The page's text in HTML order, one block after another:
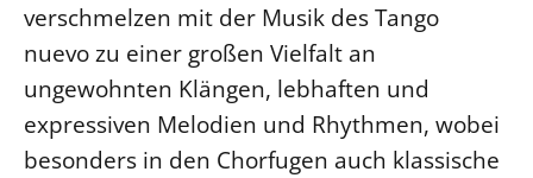
verschmelzen mit der Musik des Tango
nuevo zu einer großen Vielfalt an
ungewohnten Klängen, lebhaften und
expressiven Melodien und Rhythmen, wobei
besonders in den Chorfugen auch klassische
27. Landessynode
Kontakt
Hintergrund
MITARBEIT